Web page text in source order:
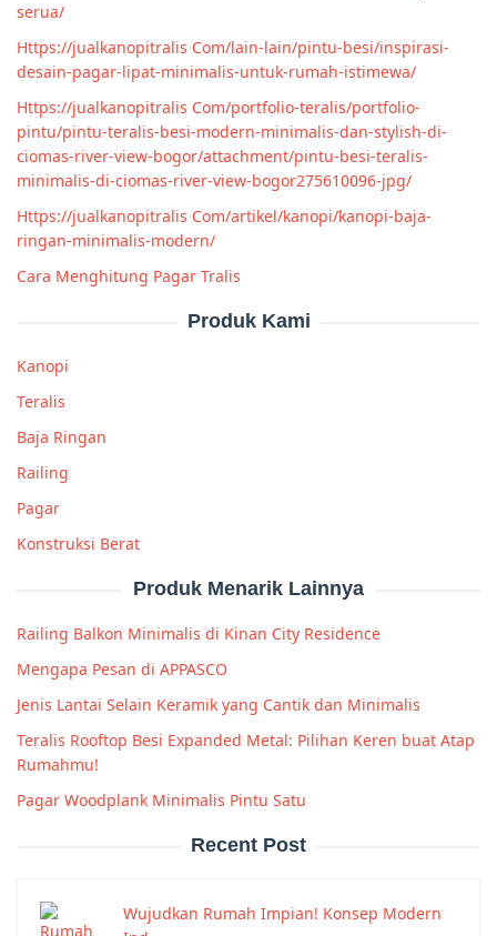
serua/
Https://jualkanopitralis Com/lain-lain/pintu-besi/inspirasi-
desain-pagar-lipat-minimalis-untuk-rumah-istimewa/
Https://jualkanopitralis Com/portfolio-teralis/portfolio-
pintu/pintu-teralis-besi-modern-minimalis-dan-stylish-di-
ciomas-river-view-bogor/attachment/pintu-besi-teralis-
minimalis-di-ciomas-river-view-bogor275610096-jpg/
Https://jualkanopitralis Com/artikel/kanopi/kanopi-baja-
ringan-minimalis-modern/
Cara Menghitung Pagar Tralis
Produk Kami
Kanopi
Teralis
Baja Ringan
Railing
Pagar
Konstruksi Berat
Produk Menarik Lainnya
Railing Balkon Minimalis di Kinan City Residence
Mengapa Pesan di APPASCO
Jenis Lantai Selain Keramik yang Cantik dan Minimalis
Teralis Rooftop Besi Expanded Metal: Pilihan Keren buat Atap
Rumahmu!
Pagar Woodplank Minimalis Pintu Satu
Recent Post
Wujudkan Rumah Impian! Konsep Modern